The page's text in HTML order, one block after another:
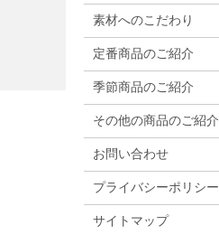
素材へのこだわり
定番商品のご紹介
季節商品のご紹介
その他の商品のご紹介
お問い合わせ
プライバシーポリシー
サイトマップ